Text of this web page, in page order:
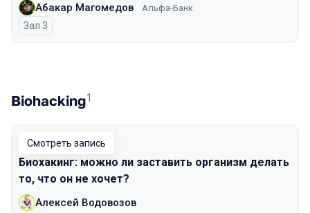
Абакар Магомедов Альфа-Банк
Зал 3
Biohacking1
Смотреть запись
Биохакинг: можно ли заставить организм делать
то, что он не хочет?
Алексей Водовозов